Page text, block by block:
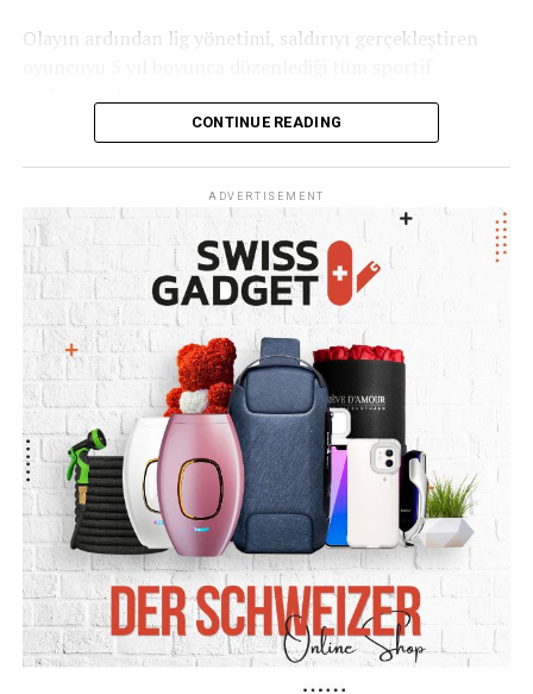
Olayın ardından lig yönetimi, saldırıyı gerçekleştiren
Ceará Sivil Polisi de olayla ilgili soruşturma başlattı.
CONTINUE READING
ADVERTISEMENT